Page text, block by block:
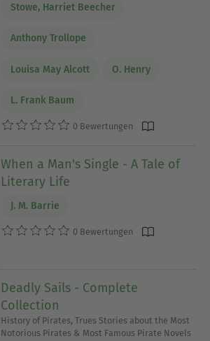
Stowe, Harriet Beecher
Anthony Trollope
Louisa May Alcott O. Henry
L. Frank Baum
0 Bewertungen
When a Man's Single - A Tale of
Literary Life
J. M. Barrie
0 Bewertungen
Deadly Sails - Complete
Collection
History of Pirates, Trues Stories about the Most
Notorious Pirates & Most Famous Pirate Novels